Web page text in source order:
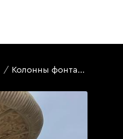
/ Колонны фонтана из стеклофибробетона в Осетии